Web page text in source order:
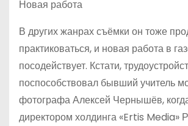
Новая работа
В других жанрах съёмки он тоже
практиковаться, и новая работа в
посодействует. Кстати,
поспособствовал бывший учитель
фотографа Алексей Чернышёв,
директором холдинга «Ertis Media»